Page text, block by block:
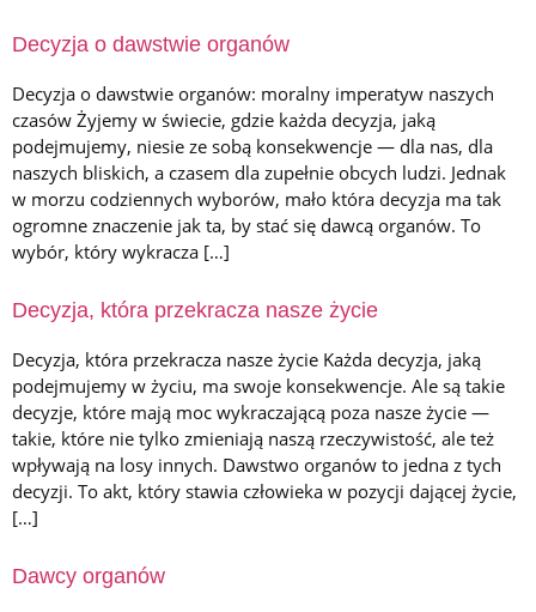
Decyzja o dawstwie organów
Decyzja o dawstwie organów: moralny imperatyw naszych
czasów Żyjemy w świecie, gdzie każda decyzja, jaką
podejmujemy, niesie ze sobą konsekwencje — dla nas, dla
naszych bliskich, a czasem dla zupełnie obcych ludzi. Jednak
w morzu codziennych wyborów, mało która decyzja ma tak
ogromne znaczenie jak ta, by stać się dawcą organów. To
wybór, który wykracza […]
Decyzja, która przekracza nasze życie
Decyzja, która przekracza nasze życie Każda decyzja, jaką
podejmujemy w życiu, ma swoje konsekwencje. Ale są takie
decyzje, które mają moc wykraczającą poza nasze życie —
takie, które nie tylko zmieniają naszą rzeczywistość, ale też
wpływają na losy innych. Dawstwo organów to jedna z tych
decyzji. To akt, który stawia człowieka w pozycji dającej życie,
[…]
Dawcy organów